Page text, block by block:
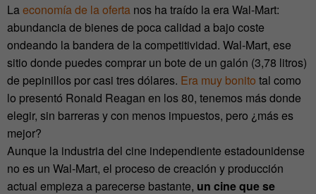
La economía de la oferta nos ha traído la era Wal-Mart:
abundancia de bienes de poca calidad a bajo coste
ondeando la bandera de la competitividad. Wal-Mart, ese
sitio donde puedes comprar un bote de un galón (3,78 litros)
de pepinillos por casi tres dólares. Era muy bonito tal como
lo presentó Ronald Reagan en los 80, tenemos más donde
elegir, sin barreras y con menos impuestos, pero ¿más es
mejor?
Aunque la industria del cine independiente estadounidense
no es un Wal-Mart, el proceso de creación y producción
actual empieza a parecerse bastante, un cine que se